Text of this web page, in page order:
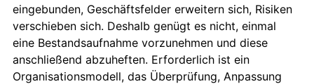
eingebunden, Geschäftsfelder erweitern sich, Risiken
verschieben sich. Deshalb genügt es nicht, einmal
eine Bestandsaufnahme vorzunehmen und diese
anschließend abzuheften. Erforderlich ist ein
Organisationsmodell, das Überprüfung, Anpassung